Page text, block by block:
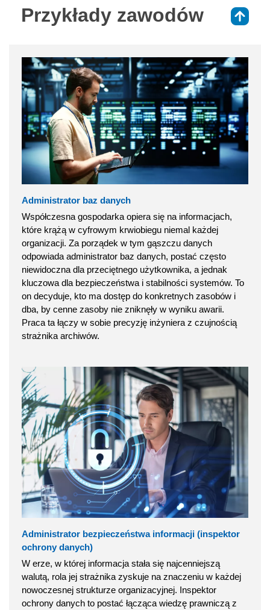
Przykłady zawodów
Administrator baz danych
Współczesna gospodarka opiera się na informacjach,
które krążą w cyfrowym krwiobiegu niemal każdej
organizacji. Za porządek w tym gąszczu danych
odpowiada administrator baz danych, postać często
niewidoczna dla przeciętnego użytkownika, a jednak
kluczowa dla bezpieczeństwa i stabilności systemów. To
on decyduje, kto ma dostęp do konkretnych zasobów i
dba, by cenne zasoby nie zniknęły w wyniku awarii.
Praca ta łączy w sobie precyzję inżyniera z czujnością
strażnika archiwów.
Administrator bezpieczeństwa informacji (inspektor
ochrony danych)
W erze, w której informacja stała się najcenniejszą
walutą, rola jej strażnika zyskuje na znaczeniu w każdej
nowoczesnej strukturze organizacyjnej. Inspektor
ochrony danych to postać łącząca wiedzę prawniczą z